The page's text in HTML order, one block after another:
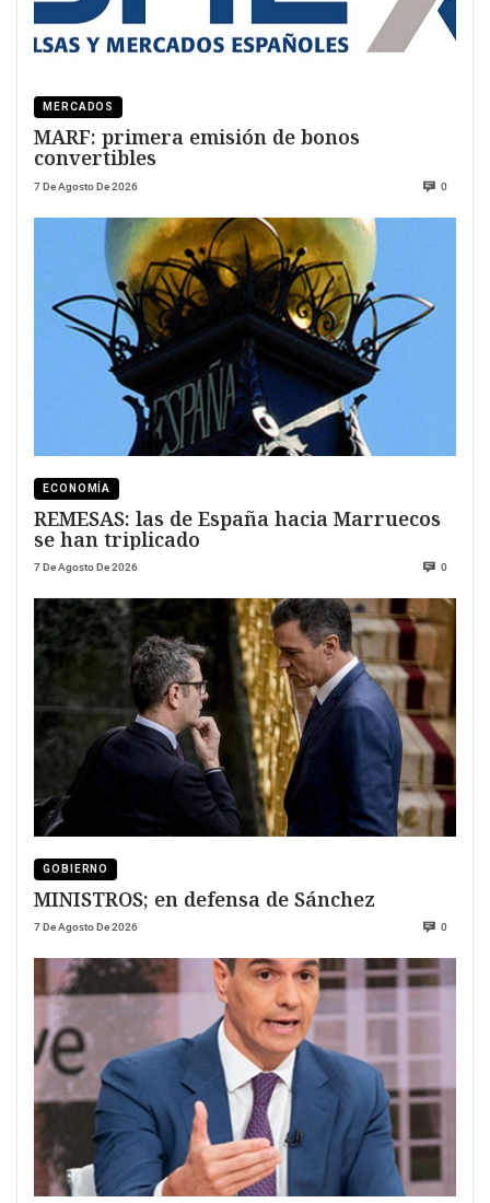
MERCADOS
MARF: primera emisión de bonos
convertibles
7 De Agosto De 2026 0
ECONOMÍA
REMESAS: las de España hacia Marruecos
se han triplicado
7 De Agosto De 2026 0
GOBIERNO
MINISTROS; en defensa de Sánchez
7 De Agosto De 2026 0